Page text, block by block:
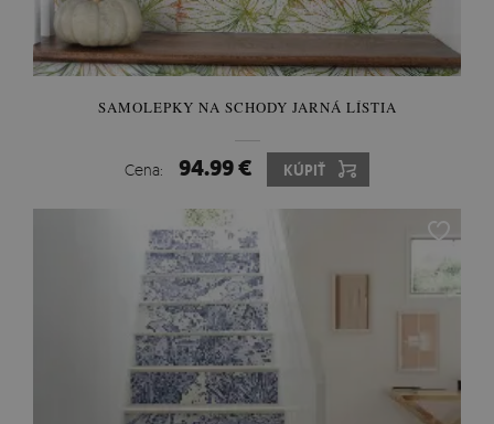
SAMOLEPKY NA SCHODY JARNÁ LÍSTIA
Cena: 94.99 € KÚPIŤ